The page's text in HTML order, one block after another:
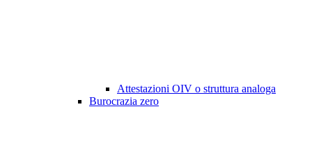
Attestazioni OIV o struttura analoga
Burocrazia zero